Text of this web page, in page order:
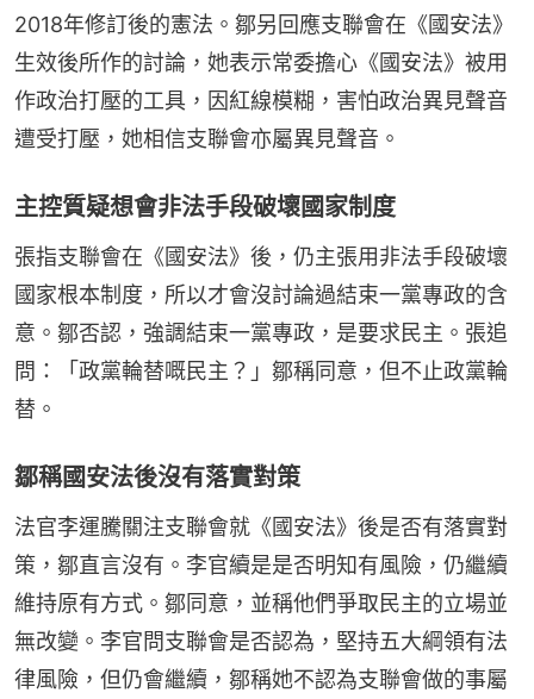
2018年修訂後的憲法。鄒另回應支聯會在《國安法》
生效後所作的討論，她表示常委擔心《國安法》被用
作政治打壓的工具，因紅線模糊，害怕政治異見聲音
遭受打壓，她相信支聯會亦屬異見聲音。
主控質疑想會非法手段破壞國家制度
張指支聯會在《國安法》後，仍主張用非法手段破壞
國家根本制度，所以才會沒討論過結束一黨專政的含
意。鄒否認，強調結束一黨專政，是要求民主。張追
問：「政黨輪替嘅民主？」鄒稱同意，但不止政黨輪
替。
鄒稱國安法後沒有落實對策
法官李運騰關注支聯會就《國安法》後是否有落實對
策，鄒直言沒有。李官續是是否明知有風險，仍繼續
維持原有方式。鄒同意，並稱他們爭取民主的立場並
無改變。李官問支聯會是否認為，堅持五大綱領有法
律風險，但仍會繼續，鄒稱她不認為支聯會做的事屬